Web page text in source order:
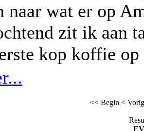
naar wat er op
zit ik aan
kop koffie op
<< Begin <